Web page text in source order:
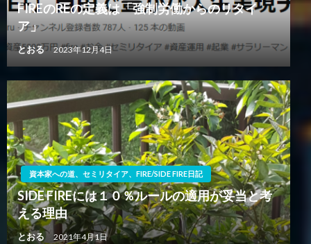
FIREのREの定義は「強制労働からのリタイ
ア」
とおる 2023年12月4日
資本家への道、セミリタイア、FIRE/SIDE FIRE日記
SIDE FIREには１０％ルールの適用が妥当と考
える理由
とおる 2021年4月1日